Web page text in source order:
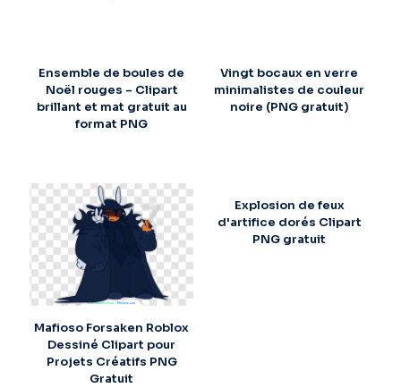
Ensemble de boules de
Noël rouges – Clipart
brillant et mat gratuit au
format PNG
Vingt bocaux en verre
minimalistes de couleur
noire (PNG gratuit)
Mafioso Forsaken Roblox
Dessiné Clipart pour
Projets Créatifs PNG
Gratuit
Explosion de feux
d'artifice dorés Clipart
PNG gratuit